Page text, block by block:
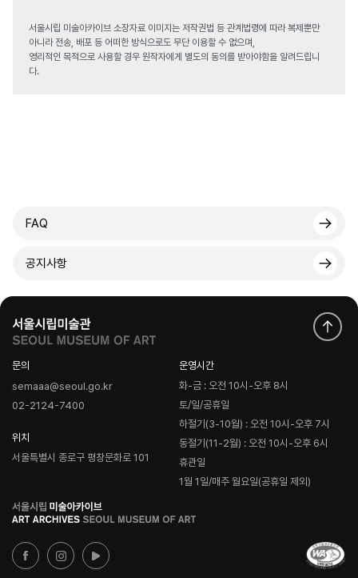
서울시립 미술아카이브 소장자료 이미지는 저작권법 등 관계법령에 따라 복제뿐만
아니라 전송, 배포 등 어떠한 방식으로도 무단 이용할 수 없으며,
영리적인 목적으로 사용할 경우 원작자에게 별도의 동의를 받아야함을 알려드립니
다.
FAQ
공지사항
문의
semaaa@seoul.go.kr
02-2124-7400
위치
서울특별시 종로구 평창문화로 101
운영시간
화-금 : 오전 10시-오후 8시
토/일/공휴일
하절기(3-10월) : 오전 10시-오후 7시
동절기(11-2월) : 오전 10시-오후 6시
휴관일
1월 1일/매주 월요일(공휴일 제외)
로
고